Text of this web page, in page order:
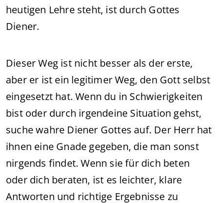
heutigen Lehre steht, ist durch Gottes
Diener.
Dieser Weg ist nicht besser als der erste,
aber er ist ein legitimer Weg, den Gott selbst
eingesetzt hat. Wenn du in Schwierigkeiten
bist oder durch irgendeine Situation gehst,
suche wahre Diener Gottes auf. Der Herr hat
ihnen eine Gnade gegeben, die man sonst
nirgends findet. Wenn sie für dich beten
oder dich beraten, ist es leichter, klare
Antworten und richtige Ergebnisse zu